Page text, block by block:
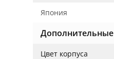
Япония
Дополнительные
Цвет корпуса